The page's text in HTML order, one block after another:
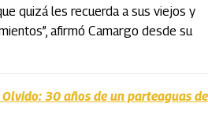
quizá les recuerda a sus viejos y
afirmó Camargo desde su
30 años de un parteaguas de